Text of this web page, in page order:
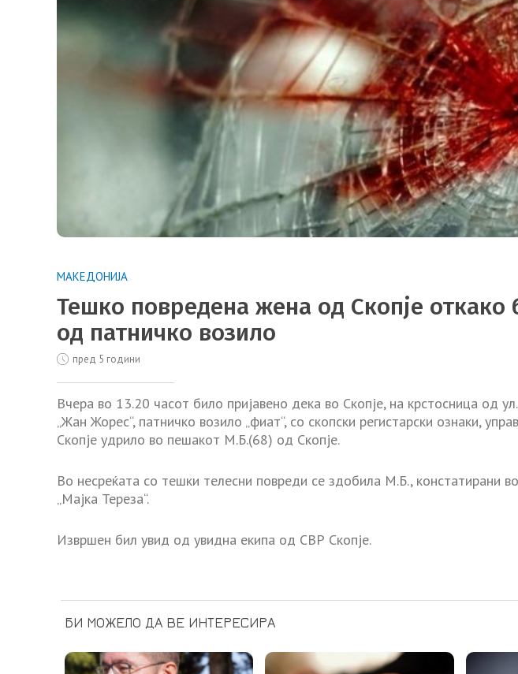
МАКЕДОНИЈА
Тешко повредена жена од Скопје откако
од патничко возило
пред 5 години
Вчера во 13.20 часот било пријавено дека во Скопје, на крстосница од
„Жан Жорес“, патничко возило „фиат“, со скопски регистарски ознаки,
Скопје удрило во пешакот М.Б.(68) од Скопје.
Во несреќата со тешки телесни повреди се здобила М.Б., констатирани
„Мајка Тереза“.
Извршен бил увид од увидна екипа од СВР Скопје.
БИ МОЖЕЛО ДА ВЕ ИНТЕРЕСИРА